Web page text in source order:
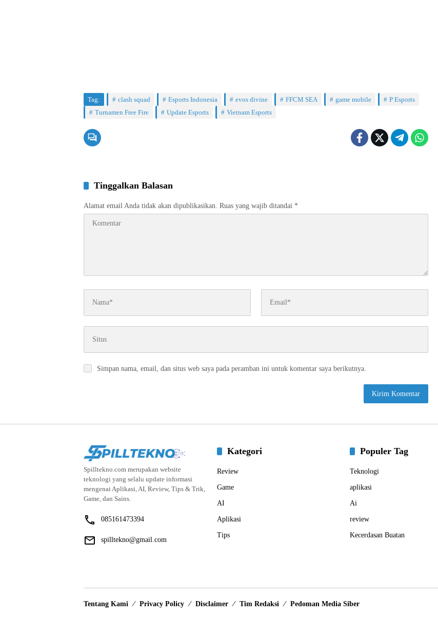
Tag: clash squad Esports Indonesia evos divine FFCM SEA game mobile
P Esports
Turnamen Free Fire
Update Esports Vietnam Esports
Tinggalkan Balasan
Alamat email Anda tidak akan dipublikasikan. Ruas yang wajib ditandai *
Simpan nama, email, dan situs web saya pada peramban ini untuk komentar saya berikutnya.
Spilltekno.com merupakan website
teknologi yang selalu update informasi
mengenai Aplikasi, AI, Review, Tips & Trik,
Game, dan Sains.
085161473394
spilltekno@gmail.com
Kategori
Review
Game
AI
Aplikasi
Tips
Populer Tag
Teknologi
aplikasi
Ai
review
Kecerdasan Buatan
Tentang Kami Privacy Policy Disclaimer Tim Redaksi Pedoman Media Siber